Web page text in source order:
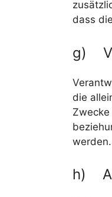
dass
g)
die
werden.
h)